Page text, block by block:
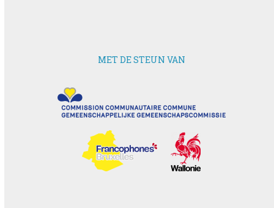
MET DE STEUN VAN